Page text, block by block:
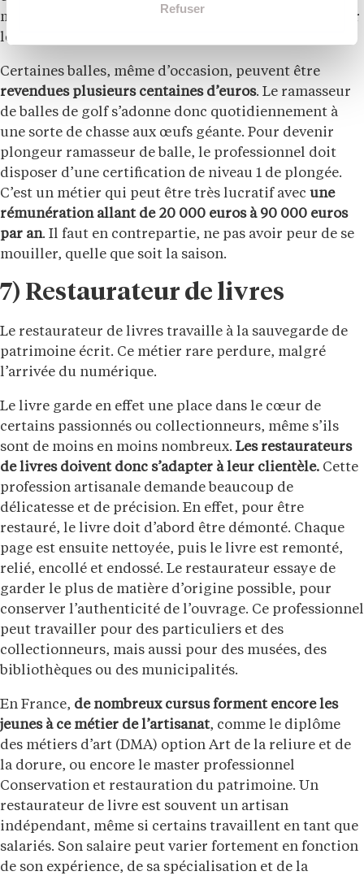
Refuser
mêmes qui font appel à ces sociétés pour désengorger
leurs points d’eau.
Certaines balles, même d’occasion, peuvent être
revendues plusieurs centaines d’euros. Le ramasseur
de balles de golf s’adonne donc quotidiennement à
une sorte de chasse aux œufs géante. Pour devenir
plongeur ramasseur de balle, le professionnel doit
disposer d’une certification de niveau 1 de plongée.
C’est un métier qui peut être très lucratif avec une
rémunération allant de 20 000 euros à 90 000 euros
par an. Il faut en contrepartie, ne pas avoir peur de se
mouiller, quelle que soit la saison.
7) Restaurateur de livres
Le restaurateur de livres travaille à la sauvegarde de
patrimoine écrit. Ce métier rare perdure, malgré
l’arrivée du numérique.
Le livre garde en effet une place dans le cœur de
certains passionnés ou collectionneurs, même s’ils
sont de moins en moins nombreux. Les restaurateurs
de livres doivent donc s’adapter à leur clientèle. Cette
profession artisanale demande beaucoup de
délicatesse et de précision. En effet, pour être
restauré, le livre doit d’abord être démonté. Chaque
page est ensuite nettoyée, puis le livre est remonté,
relié, encollé et endossé. Le restaurateur essaye de
garder le plus de matière d’origine possible, pour
conserver l’authenticité de l’ouvrage. Ce professionnel
peut travailler pour des particuliers et des
collectionneurs, mais aussi pour des musées, des
bibliothèques ou des municipalités.
En France, de nombreux cursus forment encore les
jeunes à ce métier de l’artisanat, comme le diplôme
des métiers d’art (DMA) option Art de la reliure et de
la dorure, ou encore le master professionnel
Conservation et restauration du patrimoine. Un
restaurateur de livre est souvent un artisan
indépendant, même si certains travaillent en tant que
salariés. Son salaire peut varier fortement en fonction
de son expérience, de sa spécialisation et de la